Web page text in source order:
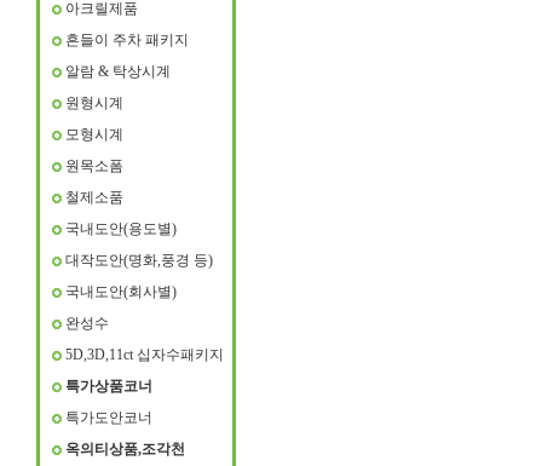
아크릴제품
흔들이 주차 패키지
알람 & 탁상시계
원형시계
모형시계
원목소폼
철제소품
국내도안(용도별)
대작도안(명화,풍경 등)
국내도안(회사별)
완성수
5D,3D,11ct 십자수패키지
특가상품코너
특가도안코너
옥의티상품,조각천